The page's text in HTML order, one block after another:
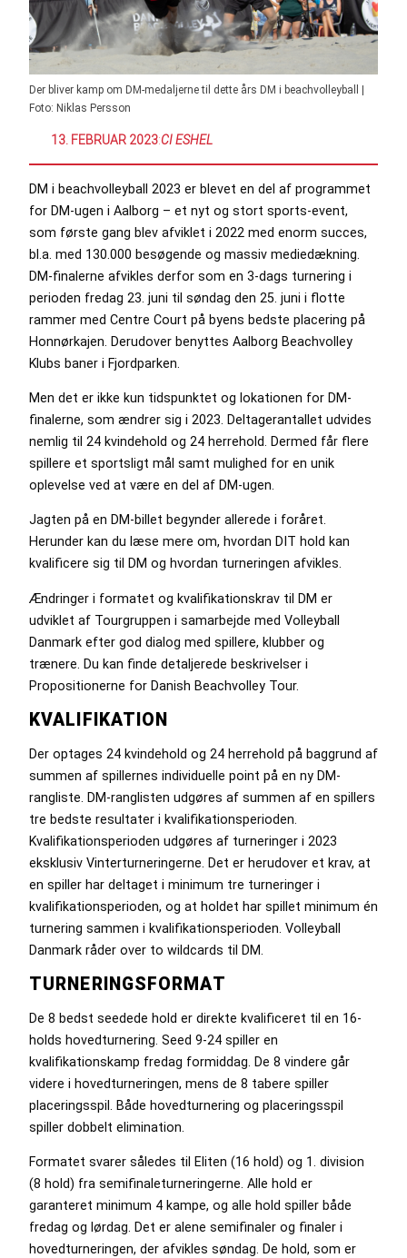
Der bliver kamp om DM-medaljerne til dette års DM i beachvolleyball |
Foto: Niklas Persson
13. FEBRUAR 2023:CI ESHEL
DM i beachvolleyball 2023 er blevet en del af programmet
for DM-ugen i Aalborg – et nyt og stort sports-event,
som første gang blev afviklet i 2022 med enorm succes,
bl.a. med 130.000 besøgende og massiv mediedækning.
DM-finalerne afvikles derfor som en 3-dags turnering i
perioden fredag 23. juni til søndag den 25. juni i flotte
rammer med Centre Court på byens bedste placering på
Honnørkajen. Derudover benyttes Aalborg Beachvolley
Klubs baner i Fjordparken.
Men det er ikke kun tidspunktet og lokationen for DM-
finalerne, som ændrer sig i 2023. Deltagerantallet udvides
nemlig til 24 kvindehold og 24 herrehold. Dermed får flere
spillere et sportsligt mål samt mulighed for en unik
oplevelse ved at være en del af DM-ugen.
Jagten på en DM-billet begynder allerede i foråret.
Herunder kan du læse mere om, hvordan DIT hold kan
kvalificere sig til DM og hvordan turneringen afvikles.
Ændringer i formatet og kvalifikationskrav til DM er
udviklet af Tourgruppen i samarbejde med Volleyball
Danmark efter god dialog med spillere, klubber og
trænere. Du kan finde detaljerede beskrivelser i
Propositionerne for Danish Beachvolley Tour.
KVALIFIKATION
Der optages 24 kvindehold og 24 herrehold på baggrund af
summen af spillernes individuelle point på en ny DM-
rangliste. DM-ranglisten udgøres af summen af en spillers
tre bedste resultater i kvalifikationsperioden.
Kvalifikationsperioden udgøres af turneringer i 2023
eksklusiv Vinterturneringerne. Det er herudover et krav, at
en spiller har deltaget i minimum tre turneringer i
kvalifikationsperioden, og at holdet har spillet minimum én
turnering sammen i kvalifikationsperioden. Volleyball
Danmark råder over to wildcards til DM.
TURNERINGSFORMAT
De 8 bedst seedede hold er direkte kvalificeret til en 16-
holds hovedturnering. Seed 9-24 spiller en
kvalifikationskamp fredag formiddag. De 8 vindere går
videre i hovedturneringen, mens de 8 tabere spiller
placeringsspil. Både hovedturnering og placeringsspil
spiller dobbelt elimination.
Formatet svarer således til Eliten (16 hold) og 1. division
(8 hold) fra semifinaleturneringerne. Alle hold er
garanteret minimum 4 kampe, og alle hold spiller både
fredag og lørdag. Det er alene semifinaler og finaler i
hovedturneringen, der afvikles søndag. De hold, som er